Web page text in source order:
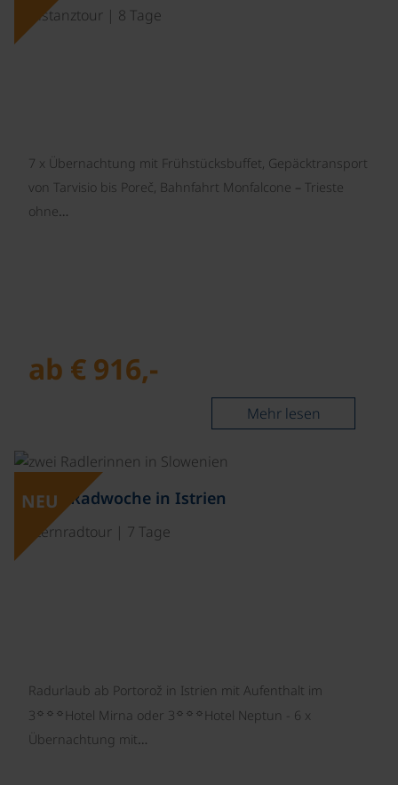
Distanztour | 8 Tage
7 x Übernachtung mit Frühstücksbuffet, Gepäcktransport
von Tarvisio bis Poreč, Bahnfahrt Monfalcone – Trieste
ohne…
ab € 916,-
Mehr lesen
NEU
NEU: Radwoche in Istrien
Sternradtour | 7 Tage
Radurlaub ab Portorož in Istrien mit Aufenthalt im
3☼☼☼ Hotel Mirna oder 3☼☼☼ Hotel Neptun - 6 x
Übernachtung mit…